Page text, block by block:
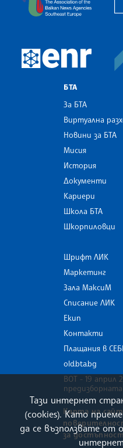
БТА
За БТА
Виртуална
Новини за БТА
Мисия
История
Документи
Кариери
Школа БТА
Шкорпиловци
Шрифт ЛИК
Маркетинг
Зала МаксиМ
Списание ЛИК
Екип
Контакти
Плащания в
old.bta.bg
ВОТ - 19 април
Карта на
за достъпност
Тази интернет
(cookies). Като
да се възползвате от